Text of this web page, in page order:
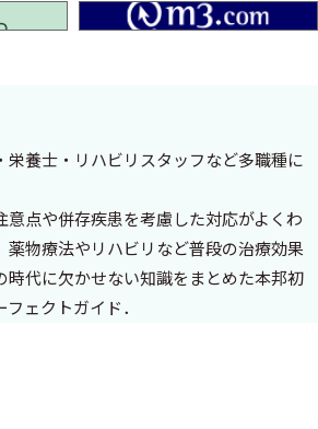
栄養士・リハビリスタッフなど多職種に
意点や併存疾患を考慮した対応がよくわ
薬物療法やリハビリなど普段の治療効果
時代に欠かせない知識をまとめた本邦初
ェクトガイド．